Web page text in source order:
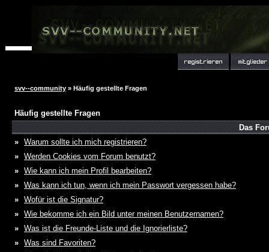
svv--community » Häufig gestellte Fragen
Häufig gestellte Fragen
Das
» Warum sollte ich mich registrieren?
» Werden Cookies vom Forum benutzt?
» Wie kann ich mein Profil bearbeiten?
» Was kann ich tun, wenn ich mein Passwort vergessen habe?
» Wofür ist die Signatur?
» Wie bekomme ich ein Bild unter meinen Benutzernamen?
» Was ist die Freunde-Liste und die Ignorierliste?
» Was sind Favoriten?